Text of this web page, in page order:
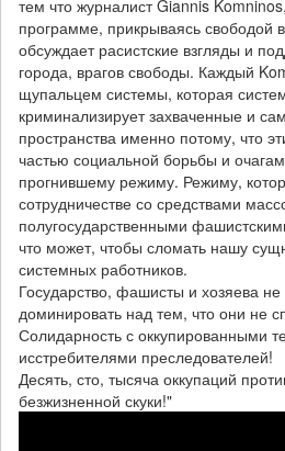
тем что журналист Giannis
программе, прикрываясь свободой
обсуждает расистские взгляды и
города, врагов свободы. Каждый
щупальцем системы, которая
криминализирует захваченные и
пространства именно потому, что
частью социальной борьбы и
прогнившему режиму. Режиму,
сотрудничестве со средствами
полугосударственными
что может, чтобы сломать нашу
системных работников.
Государство, фашисты и хозяева не
доминировать над тем, что они не
Солидарность с оккупированными
исстребителями преследователей!
Десять, сто, тысяча оккупаций
безжизненной скуки!"